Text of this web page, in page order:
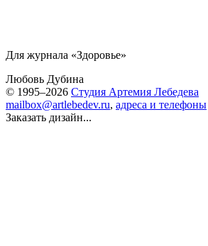
Для журнала «Здоровье»
Любовь Дубина
© 1995–2026 Студия Артемия Лебедева
mailbox@artlebedev.ru, адреса и телефоны
Заказать дизайн...